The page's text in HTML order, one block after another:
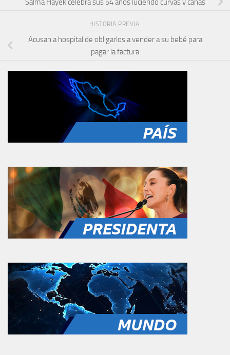
HISTORIA PREVIA
Acusan a hospital de obligarlos a vender a su bebé para
pagar la factura